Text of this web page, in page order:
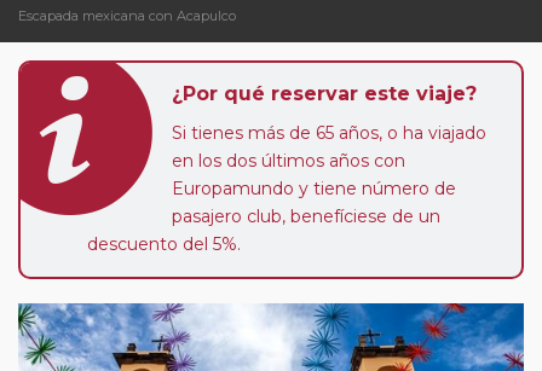
Escapada mexicana con Acapulco
¿Por qué reservar este viaje?
Si tienes más de 65 años, o ha viajado
en los dos últimos años con
Europamundo y tiene número de
pasajero club, benefíciese de un
descuento del 5%.